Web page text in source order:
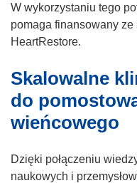
W wykorzystaniu tego
pomaga finansowany
HeartRestore.
Skalowalne
do
wieńcowego
Dzięki połączeniu
naukowych i